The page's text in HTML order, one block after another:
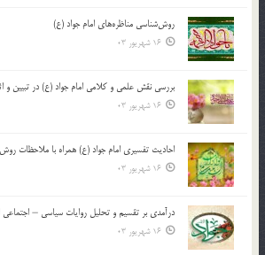
روش‌شناسی مناظره‌های امام جواد (ع)
16 شهریور 03
بررسی نقش علمی و کلامی امام جواد (ع) در تبیین و
16 شهریور 03
احادیث تفسیری امام جواد (ع) همراه با ملاحظات
16 شهریور 03
درآمدی بر تقسیم و تحلیل روایات سیاسی – اجتماعی
16 شهریور 03